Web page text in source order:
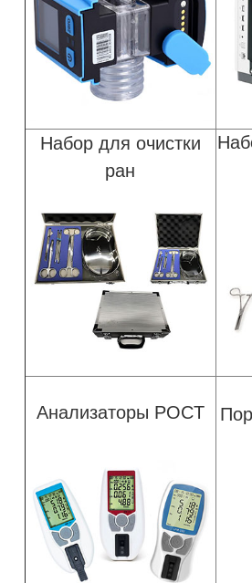
Набор для очистки
ран
Анализаторы POCT